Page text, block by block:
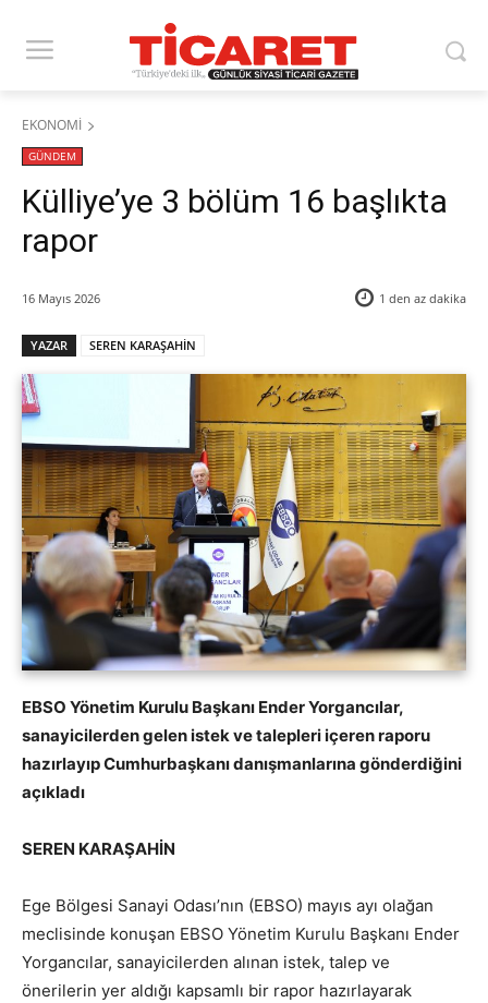
EKONOMİ
GÜNDEM
Külliye’ye 3 bölüm 16 başlıkta
rapor
16 Mayıs 2026 1 den az dakika
YAZAR SEREN KARAŞAHİN
EBSO Yönetim Kurulu Başkanı Ender Yorgancılar,
sanayicilerden gelen istek ve talepleri içeren raporu
hazırlayıp Cumhurbaşkanı danışmanlarına gönderdiğini
açıkladı
SEREN KARAŞAHİN
Ege Bölgesi Sanayi Odası’nın (EBSO) mayıs ayı olağan
meclisinde konuşan EBSO Yönetim Kurulu Başkanı Ender
Yorgancılar, sanayicilerden alınan istek, talep ve
önerilerin yer aldığı kapsamlı bir rapor hazırlayarak